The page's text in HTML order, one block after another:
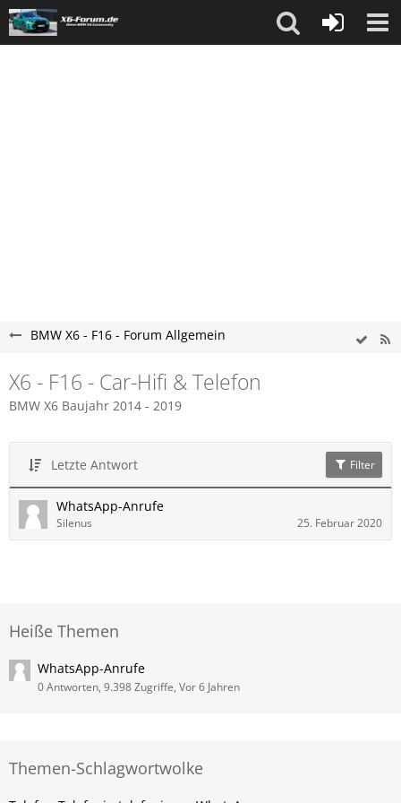
BMW X6 - F16 - Forum Allgemein
X6 - F16 - Car-Hifi & Telefon
BMW X6 Baujahr 2014 - 2019
Letzte Antwort Filter
WhatsApp-Anrufe
Silenus 25. Februar 2020
Heiße Themen
WhatsApp-Anrufe
0 Antworten, 9.398 Zugriffe, Vor 6 Jahren
Themen-Schlagwortwolke